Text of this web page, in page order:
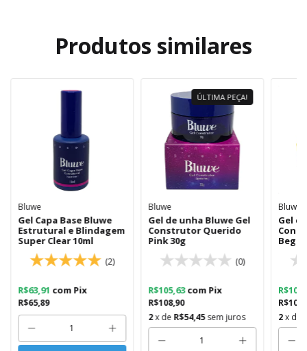
Produtos similares
Bluwe
Gel Capa Base Bluwe
Estrutural e Blindagem
Super Clear 10ml
(2)
R$65,89
R$63,91 com Pix
ÚLTIMA PEÇA!
Bluwe
Gel de unha Bluwe Gel
Construtor Querido
Pink 30g
(0)
R$108,90
R$105,63com Pix
2x de R$54,45 sem juros
Bluwe
Gel
Bege
2 x de